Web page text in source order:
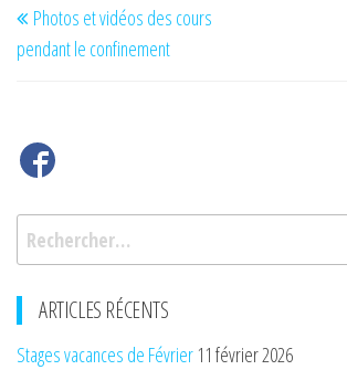
de
l’article
précédent
Photos et vidéos des cours
pendant le confinement
Rechercher :
ARTICLES RÉCENTS
Stages vacances de Février 11 février 2026